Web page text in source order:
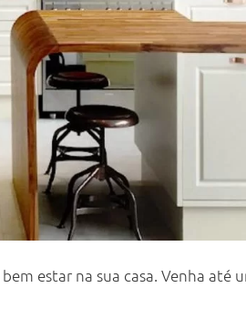
estar na sua casa. Venha até